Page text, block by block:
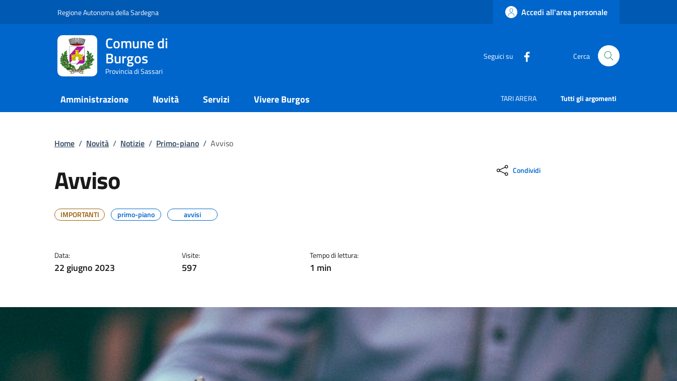
Regione Autonoma della Sardegna Accedi all'area personale
Comune di
Burgos
Provincia di Sassari
Seguici su Cerca
Amministrazione Novità Servizi Vivere Burgos TARI ARERA Tutti gli argomenti
Home / Novità / Notizie / Primo-piano / Avviso
Avviso
IMPORTANTI primo-piano avvisi
Data:
22 giugno 2023
Visite:
597
Tempo di lettura:
1 min
Condividi